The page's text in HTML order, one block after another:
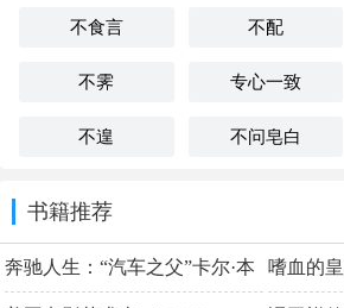
不食言 不配
不霁 专心一致
不遑 不问皂白
书籍推荐
奔驰人生：“汽车之父”卡尔·本 嗜血的